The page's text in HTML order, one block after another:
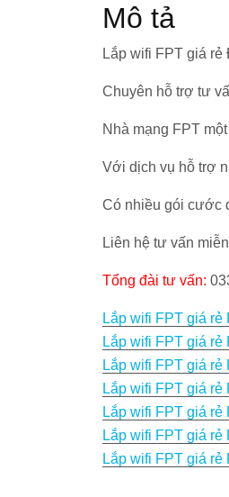
Mô tả
Lắp wifi FPT giá rẻ
Chuyên hỗ trợ tư
Nhà mạng FPT
Với dịch vụ hỗ trợ
Có nhiều gói cước
Liên hệ tư vấn
Tổng đài tư vấn:
Lắp wifi FPT giá
Lắp wifi FPT giá
Lắp wifi FPT giá
Lắp wifi FPT giá
Lắp wifi FPT giá
Lắp wifi FPT giá
Lắp wifi FPT giá